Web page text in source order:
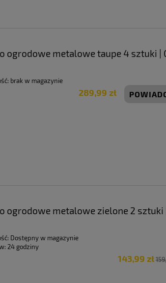
ogrodowe metalowe taupe 4 sztuki |
brak w magazynie
289,99 zł
ogrodowe metalowe zielone 2 sztuki
Dostępny w magazynie
24 godziny
143,99 zł